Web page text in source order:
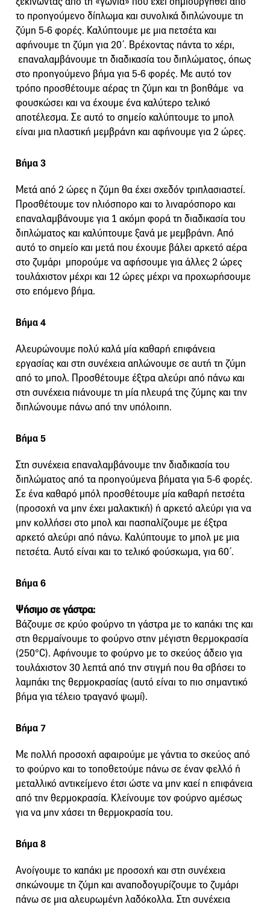
το προηγούμενο δίπλωμα και συνολικά διπλώνουμε τη
ζύμη 5-6 φορές. Καλύπτουμε με μια πετσέτα και
αφήνουμε τη ζύμη για 20΄. Βρέχοντας πάντα το χέρι,
επαναλαμβάνουμε τη διαδικασία του διπλώματος, όπως
στο προηγούμενο βήμα για 5-6 φορές. Με αυτό τον
τρόπο προσθέτουμε αέρας τη ζύμη και τη βοηθάμε να
φουσκώσει και να έχουμε ένα καλύτερο τελικό
αποτέλεσμα. Σε αυτό το σημείο καλύπτουμε το μπολ
είναι μια πλαστική μεμβράνη και αφήνουμε για 2 ώρες.
Βήμα 3
Μετά από 2 ώρες η ζύμη θα έχει σχεδόν τριπλασιαστεί.
Προσθέτουμε τον ηλιόσπορο και το λιναρόσπορο και
επαναλαμβάνουμε για 1 ακόμη φορά τη διαδικασία του
διπλώματος και καλύπτουμε ξανά με μεμβράνη. Από
αυτό το σημείο και μετά που έχουμε βάλει αρκετό αέρα
στο ζυμάρι μπορούμε να αφήσουμε για άλλες 2 ώρες
τουλάχιστον μέχρι και 12 ώρες μέχρι να προχωρήσουμε
στο επόμενο βήμα.
Βήμα 4
Αλευρώνουμε πολύ καλά μία καθαρή επιφάνεια
εργασίας και στη συνέχεια απλώνουμε σε αυτή τη ζύμη
από το μπολ. Προσθέτουμε έξτρα αλεύρι από πάνω και
στη συνέχεια πιάνουμε τη μία πλευρά της ζύμης και την
διπλώνουμε πάνω από την υπόλοιπη.
Βήμα 5
Στη συνέχεια επαναλαμβάνουμε την διαδικασία του
διπλώματος από τα προηγούμενα βήματα για 5-6 φορές.
Σε ένα καθαρό μπόλ προσθέτουμε μία καθαρή πετσέτα
(προσοχή να μην έχει μαλακτική) ή αρκετό αλεύρι για να
μην κολλήσει στο μπολ και πασπαλίζουμε με έξτρα
αρκετό αλεύρι από πάνω. Καλύπτουμε το μπολ με μια
πετσέτα. Αυτό είναι και το τελικό φούσκωμα, για 60΄.
Βήμα 6
Ψήσιμο σε γάστρα:
Βάζουμε σε κρύο φούρνο τη γάστρα με το καπάκι της και
στη θερμαίνουμε το φούρνο στην μέγιστη θερμοκρασία
(250°C). Αφήνουμε το φούρνο με το σκεύος άδειο για
τουλάχιστον 30 λεπτά από την στιγμή που θα σβήσει το
λαμπάκι της θερμοκρασίας (αυτό είναι το πιο σημαντικό
βήμα για τέλειο τραγανό ψωμί).
Βήμα 7
Με πολλή προσοχή αφαιρούμε με γάντια το σκεύος από
το φούρνο και το τοποθετούμε πάνω σε έναν φελλό ή
μεταλλικό αντικείμενο έτσι ώστε να μην καεί η επιφάνεια
από την θερμοκρασία. Κλείνουμε τον φούρνο αμέσως
για να μην χάσει τη θερμοκρασία του.
Βήμα 8
Ανοίγουμε το καπάκι με προσοχή και στη συνέχεια
σηκώνουμε τη ζύμη και αναποδογυρίζουμε το ζυμάρι
πάνω σε μια αλευρωμένη λαδόκολλα. Στη συνέχεια